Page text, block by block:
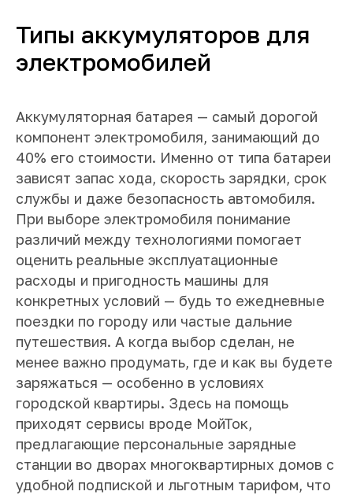
Типы аккумуляторов для
электромобилей
Аккумуляторная батарея — самый дорогой
компонент электромобиля, занимающий до
40% его стоимости. Именно от типа батареи
зависят запас хода, скорость зарядки, срок
службы и даже безопасность автомобиля.
При выборе электромобиля понимание
различий между технологиями помогает
оценить реальные эксплуатационные
расходы и пригодность машины для
конкретных условий — будь то ежедневные
поездки по городу или частые дальние
путешествия. А когда выбор сделан, не
менее важно продумать, где и как вы будете
заряжаться — особенно в условиях
городской квартиры. Здесь на помощь
приходят сервисы вроде МойТок,
предлагающие персональные зарядные
станции во дворах многоквартирных домов с
удобной подпиской и льготным тарифом, что